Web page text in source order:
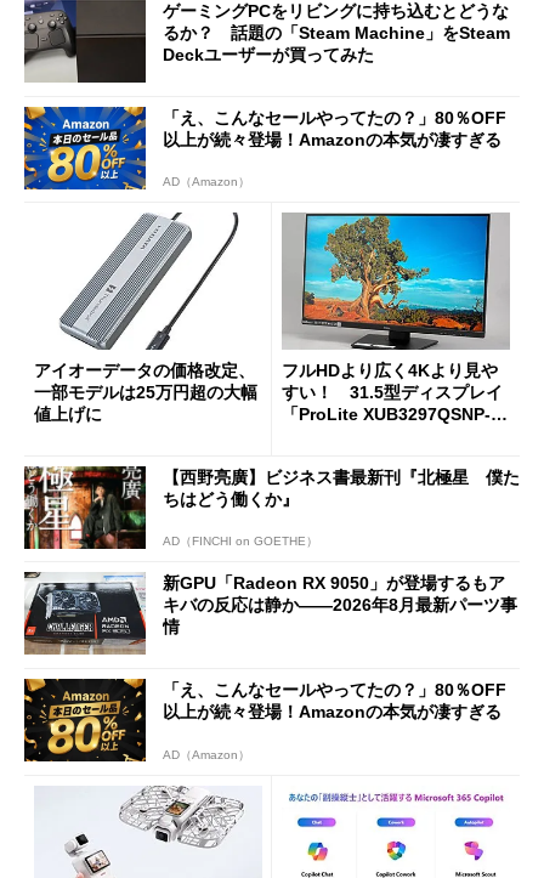
ゲーミングPCをリビングに持ち込むとどうな
るか？ 話題の「Steam Machine」をSteam
Deckユーザーが買ってみた
「え、こんなセールやってたの？」80％OFF
以上が続々登場！Amazonの本気が凄すぎる
AD（Amazon）
アイオーデータの価格改定、
一部モデルは25万円超の大幅
値上げに
フルHDより広く4Kより見や
すい！ 31.5型ディスプレイ
「ProLite XUB3297QSNP-B
【西野亮廣】ビジネス書最新刊『北極星 僕た
ちはどう働くか』
AD（FINCHI on GOETHE）
新GPU「Radeon RX 9050」が登場するもア
キバの反応は静か――2026年8月最新パーツ事
情
「え、こんなセールやってたの？」80％OFF
以上が続々登場！Amazonの本気が凄すぎる
AD（Amazon）